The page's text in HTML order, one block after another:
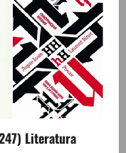
Literatura